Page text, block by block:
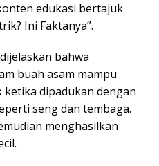
edukasi bertajuk
Ini Faktanya”.
bahwa
buah asam mampu
dipadukan dengan
seng dan tembaga.
menghasilkan